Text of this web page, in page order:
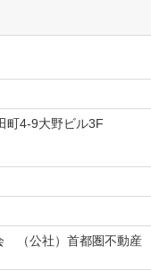
町4-9大野ビル3F
（公社）首都圏不動産